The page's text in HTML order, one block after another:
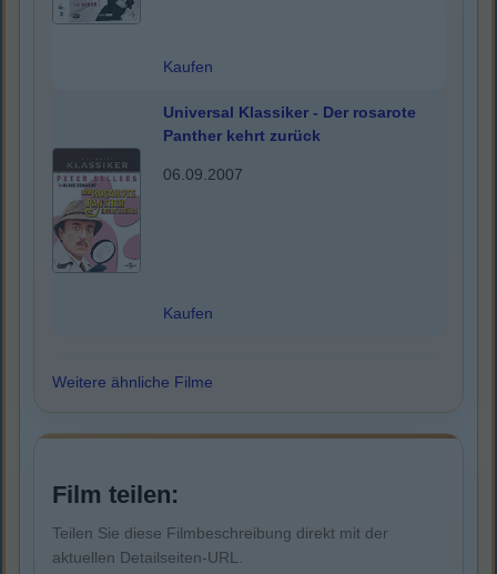
Kaufen
Universal Klassiker - Der rosarote
Panther kehrt zurück
06.09.2007
Kaufen
Weitere ähnliche Filme
Film teilen:
Teilen Sie diese Filmbeschreibung direkt mit der
aktuellen Detailseiten-URL.